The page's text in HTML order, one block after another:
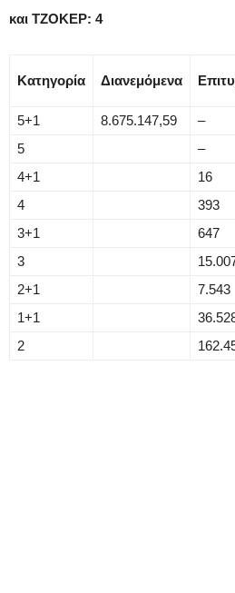
και ΤΖΟΚΕΡ: 4
Κατηγορία Διανεμόμενα
5+1
8.675.147,59 –
5
–
4+1
16
4
393
3+1
647
3
2+1
7.543
1+1
2